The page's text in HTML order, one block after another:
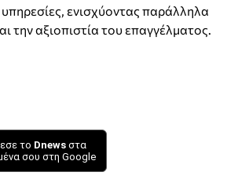
ενισχύοντας παράλληλα
την αξιοπιστία του επαγγέλματος.
το Dnews στα
σου στη Google